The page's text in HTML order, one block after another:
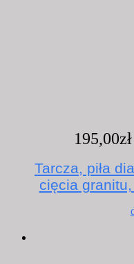
195,00zł
Tarcza, piła
cięcia